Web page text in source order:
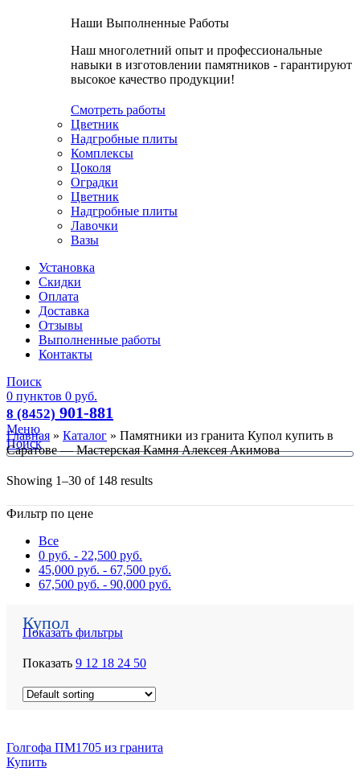
Наши Выполненные Работы
Наш многолетний опыт и профессиональные
навыки в изготовлении памятников - гарантируют
высокое качество продукции!
Смотреть работы
Цветник
Надгробные плиты
Комплексы
Цоколя
Оградки
Цветник
Надгробные плиты
Лавочки
Вазы
Установка
Скидки
Оплата
Доставка
Отзывы
Выполненные работы
Контакты
Поиск
0 пунктов 0 руб.
8 (8452) 901-881
Меню
Поиск
Главная » Каталог » Памятники из гранита Купол купить в
Саратове — Мастерская Камня Алексея Акимова
Showing 1–30 of 148 results
Фильтр по цене
Все
0 руб. - 22,500 руб.
45,000 руб. - 67,500 руб.
67,500 руб. - 90,000 руб.
Купол
Показать фильтры
Показать 9 12 18 24 50
Голгофа ПМ1705 из гранита
Купить